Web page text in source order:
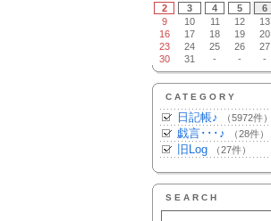
2
3 4 5 6
9
10 11 12 13
16
17 18 19 20
23
24 25 26 27
30
31 - - -
CATEGORY
日記帳♪ （5972件）
戯言･･･♪ （28件）
旧Log （27件）
SEARCH